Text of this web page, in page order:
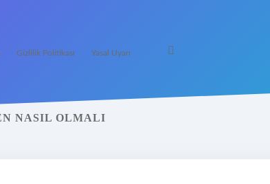
Gizlilik Politikası Yasal Uyarı
NASIL OLMALI